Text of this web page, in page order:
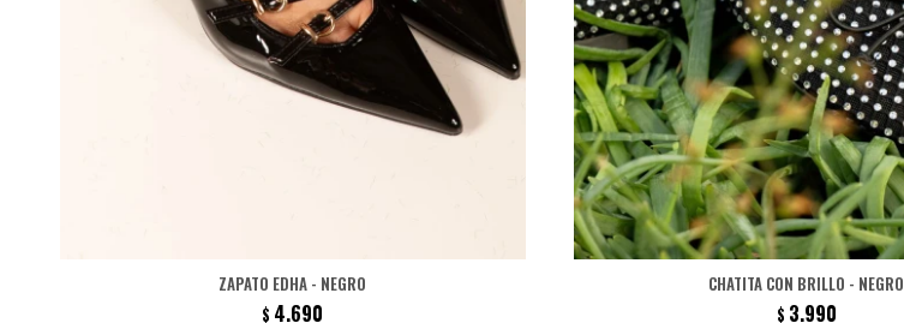
ZAPATO EDHA - NEGRO
$ 4.690
CHATITA CON BRILLO - NEGRO
$ 3.990